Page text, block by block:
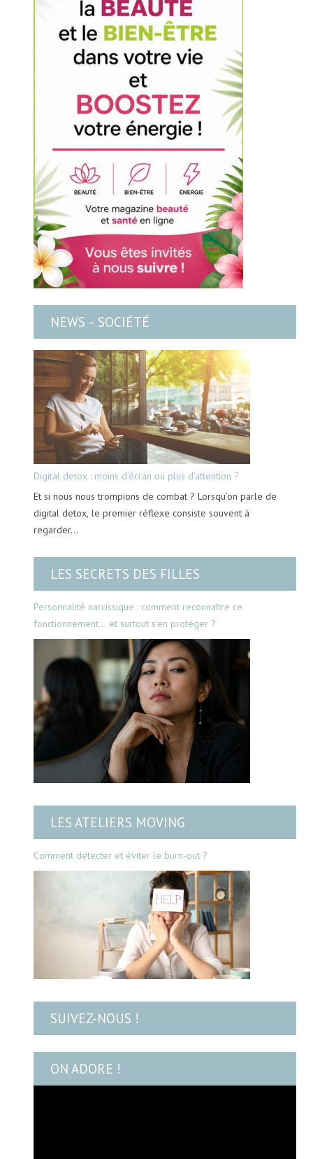
NEWS – SOCIÉTÉ
Digital detox : moins d’écran ou plus d’attention ?
Et si nous nous trompions de combat ? Lorsqu’on parle de
digital detox, le premier réflexe consiste souvent à
regarder…
LES SECRETS DES FILLES
Personnalité narcissique : comment reconnaître ce
fonctionnement… et surtout s’en protéger ?
LES ATELIERS MOVING
Comment détecter et éviter le burn-out ?
SUIVEZ-NOUS !
ON ADORE !